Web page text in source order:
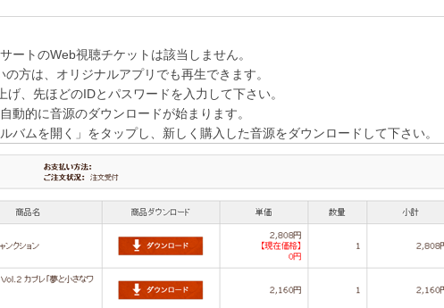
ートのWeb視聴チケットは該当しません。
方は、オリジナルアプリでも再生できます。
、先ほどのIDとパスワードを入力して下さい。
動的に音源のダウンロードが始まります。
バムを開く」をタップし、新しく購入した音源をダウンロードして下さい。